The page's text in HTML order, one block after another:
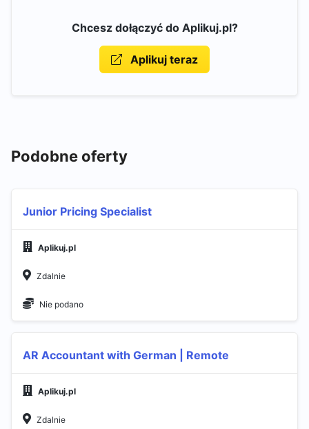
Chcesz dołączyć do Aplikuj.pl?
Aplikuj teraz
Podobne oferty
Junior Pricing Specialist
Aplikuj.pl
Zdalnie
Nie podano
AR Accountant with German | Remote
Aplikuj.pl
Zdalnie